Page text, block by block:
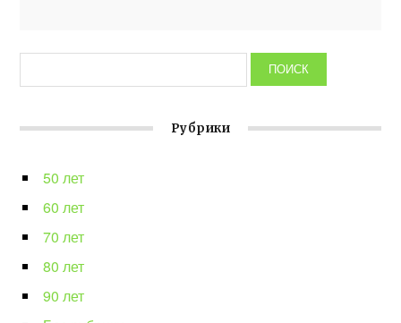
Рубрики
50 лет
60 лет
70 лет
80 лет
90 лет